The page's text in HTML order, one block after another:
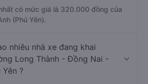
có mức giá là 320.000 đồng của
(Phú Yên).
nhiêu nhà xe đang khai
Long Thành - Đồng Nai -
?